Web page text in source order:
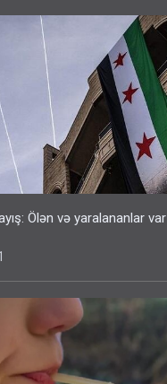
Ölən və yaralananlar var